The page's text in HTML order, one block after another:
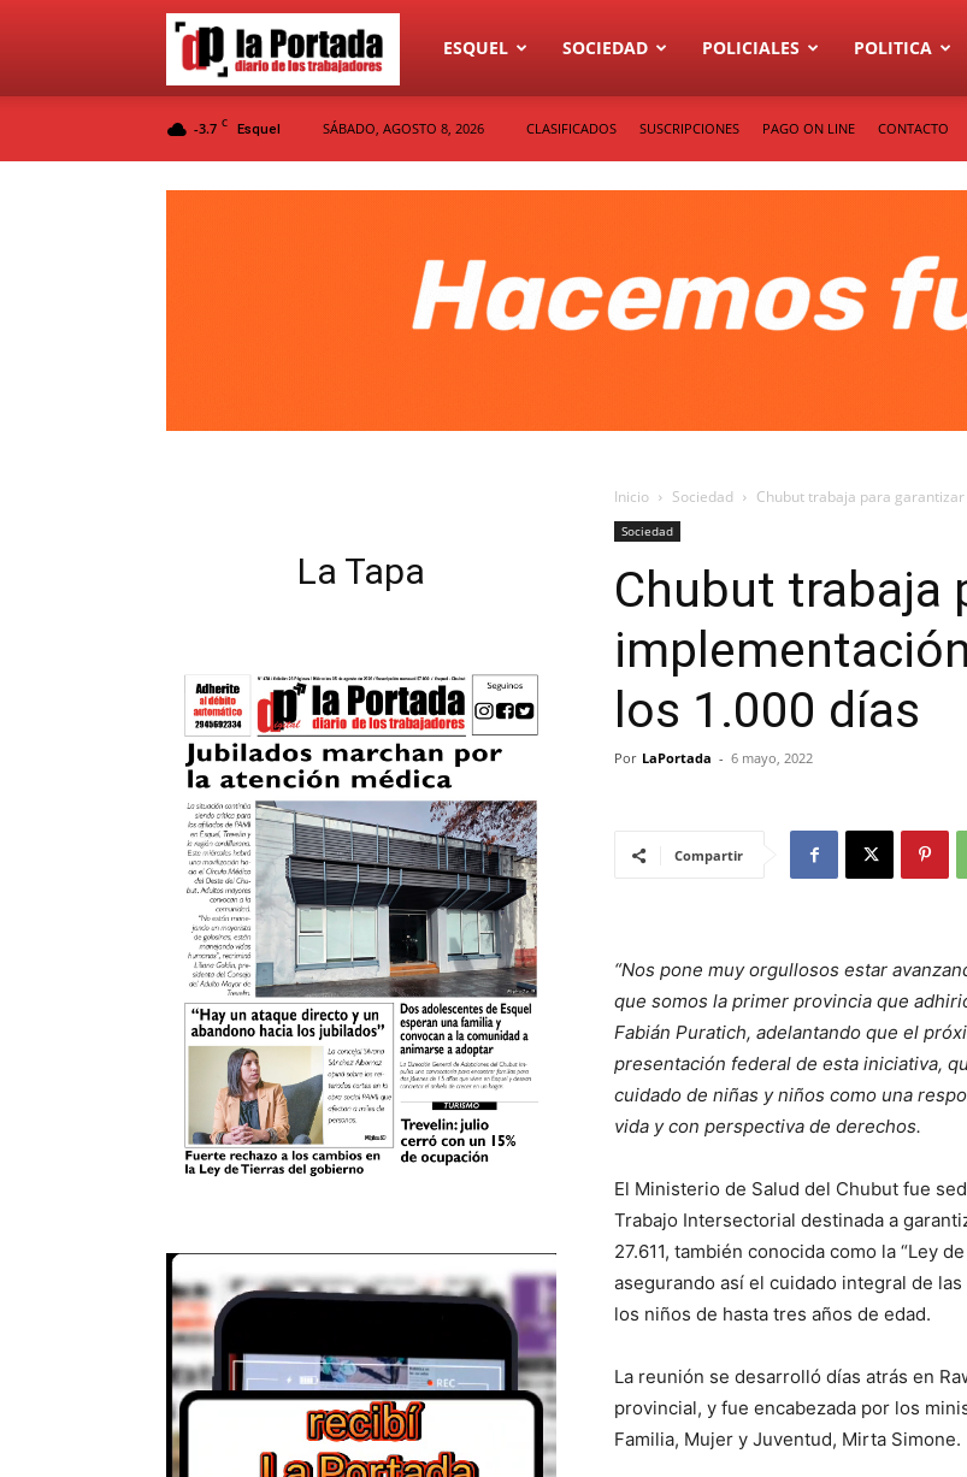
Diario
ESQUEL SOCIEDAD POLICIALES POLITICA
-3.7 C Esquel SÁBADO, AGOSTO 8, 2026 CLASIFICADOS SUSCRIPCIONES PAGO ON LINE CONTACTO
Inicio Sociedad Chubut trabaja para
Sociedad
Chubut trabaja
los 1.000 días
Por LaPortada - 6 mayo, 2022
Compartir
“Nos pone muy orgullosos estar
que somos la primer provincia que
Fabián Puratich, adelantando que el
presentación federal de esta iniciativa,
cuidado de niñas y niños como una
vida y con perspectiva de derechos.
El Ministerio de Salud del Chubut fue
Trabajo Intersectorial destinada a
27.611, también conocida como la “Ley
asegurando así el cuidado integral de
los niños de hasta tres años de edad.
La reunión se desarrolló días atrás en
provincial, y fue encabezada por los
Familia, Mujer y Juventud, Mirta Simone.
La Tapa